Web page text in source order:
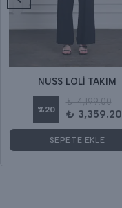
NUSS LOLİ TAKIM
%20
₺ 4,199.00
₺ 3,359.20
SEPETE EKLE